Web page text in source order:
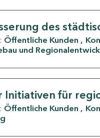
des
Öffentliche Kunden
und
für
Öffentliche Kunden